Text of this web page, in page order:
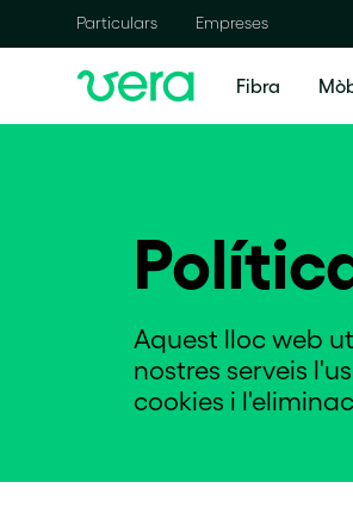
Particulars Empreses
Fibra
Aquest lloc web
nostres serveis
cookies i